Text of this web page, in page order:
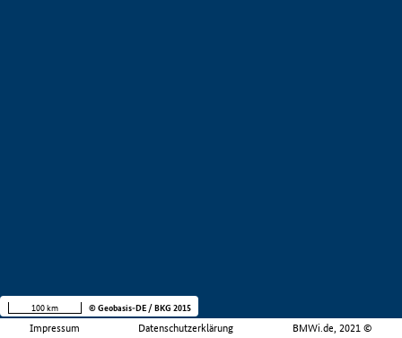
Impressum Datenschutzerklärung BMWi.de, 2021 ©
100 km © Geobasis-DE / BKG 2015